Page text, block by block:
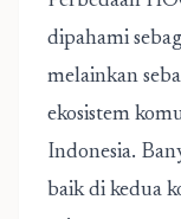
dipahami
melainkan
ekosistem
Indonesia.
baik di kedua